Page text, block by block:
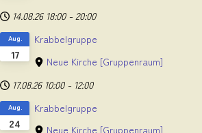
14.08.26 18:00 - 20:00
17
Aug.
Krabbelgruppe
Neue Kirche [Gruppenraum]
17.08.26 10:00 - 12:00
24
Aug.
Krabbelgruppe
Neue Kirche [Gruppenraum]